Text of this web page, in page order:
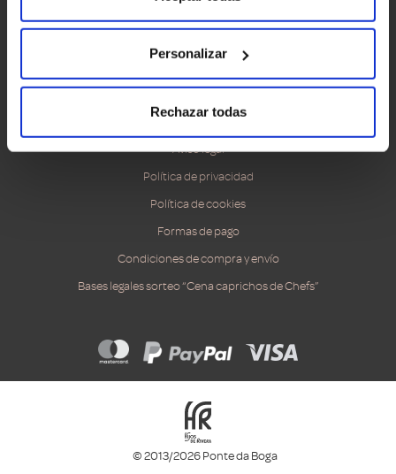
Personalizar
Rechazar todas
Aviso legal
Política de privacidad
Política de cookies
Formas de pago
Condiciones de compra y envío
Bases legales sorteo “Cena caprichos de Chefs”
© 2013/2026 Ponte da Boga